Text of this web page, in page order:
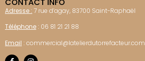
Adresse : 7 rue d’agay, 83700 Saint-Raphaël
Téléphone : 06 81 21 21 88
Email : commercial@latelierdutorrefacteur.com